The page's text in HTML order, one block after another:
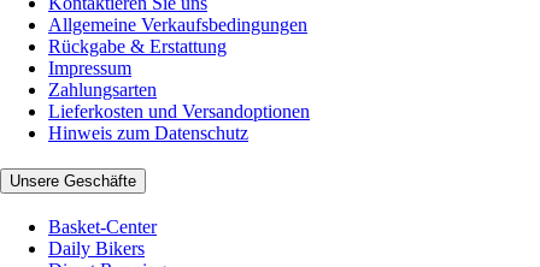
Allgemeine Verkaufsbedingungen
Rückgabe & Erstattung
Impressum
Zahlungsarten
Lieferkosten und Versandoptionen
Hinweis zum Datenschutz
Unsere Geschäfte
Basket-Center
Daily Bikers